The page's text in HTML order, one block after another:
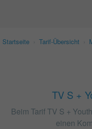
Startseite Tarif-Übersicht
TV S +
Beim Tarif TV S +
einen